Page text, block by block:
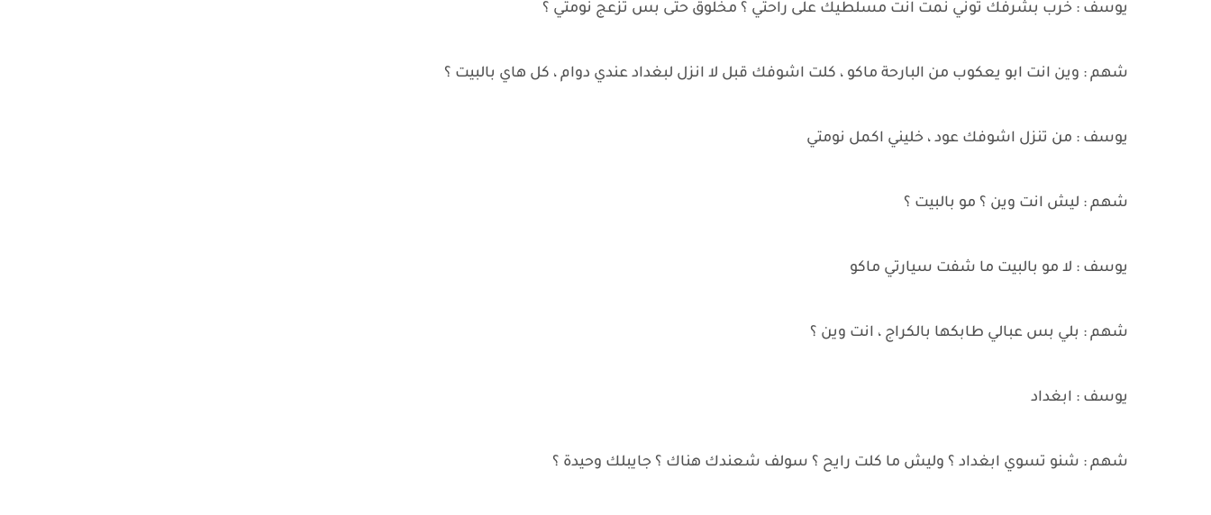
يوسف : خرب بشرفك توني نمت انت مسلطيك على راحتي ؟ مخلوق حتى بس تزعج نومتي ؟
شهم : وين انت ابو يعكوب من البارحة ماكو ، كلت اشوفك قبل لا انزل لبغداد عندي دوام ، كل هاي بالبيت ؟
يوسف : من تنزل اشوفك عود ، خليني اكمل نومتي
شهم : ليش انت وين ؟ مو بالبيت ؟
يوسف : لا مو بالبيت ما شفت سيارتي ماكو
شهم : بلي بس عبالي طابكها بالكراج ، انت وين ؟
يوسف : ابغداد
شهم : شنو تسوي ابغداد ؟ وليش ما كلت رايح ؟ سولف شعندك هناك ؟ جايبلك وحيدة ؟